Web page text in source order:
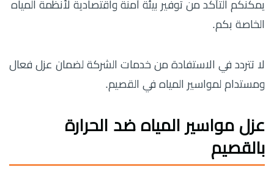
يمكنكم التأكد من توفير بيئة آمنة واقتصادية لأنظمة المياه
الخاصة بكم.
لا تتردد في الاستفادة من خدمات الشركة لضمان عزل فعال
ومستدام لمواسير المياه في القصيم.
عزل مواسير المياه ضد الحرارة
بالقصيم